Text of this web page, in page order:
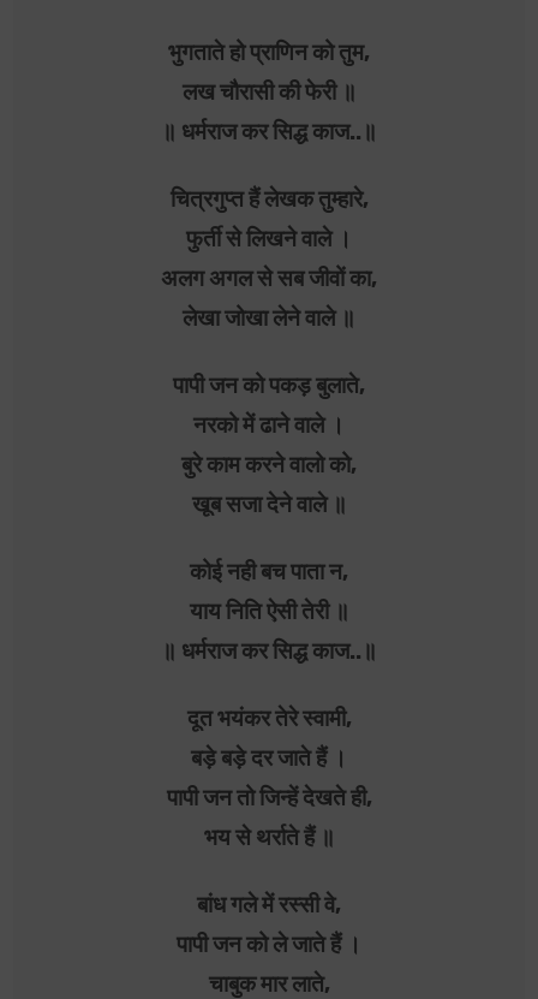
भुगताते हो प्राणिन को तुम,
लख चौरासी की फेरी ॥
॥ धर्मराज कर सिद्ध काज..॥
चित्रगुप्त हैं लेखक तुम्हारे,
फुर्ती से लिखने वाले ।
अलग अगल से सब जीवों का,
लेखा जोखा लेने वाले ॥
पापी जन को पकड़ बुलाते,
नरको में ढाने वाले ।
बुरे काम करने वालो को,
खूब सजा देने वाले ॥
कोई नही बच पाता न,
याय निति ऐसी तेरी ॥
॥ धर्मराज कर सिद्ध काज..॥
दूत भयंकर तेरे स्वामी,
बड़े बड़े दर जाते हैं ।
पापी जन तो जिन्हें देखते ही,
भय से थर्राते हैं ॥
बांध गले में रस्सी वे,
पापी जन को ले जाते हैं ।
चाबुक मार लाते,